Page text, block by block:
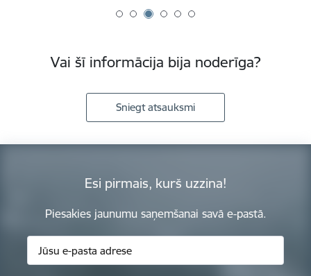
Vai šī informācija bija noderīga?
Sniegt atsauksmi
Esi pirmais, kurš uzzina!
Piesakies jaunumu saņemšanai savā e-pastā.